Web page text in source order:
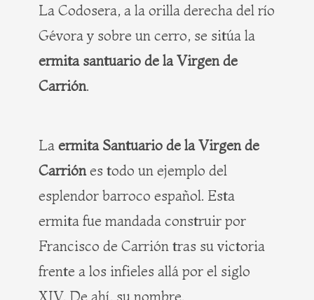
La Codosera, a la orilla derecha del río
Gévora y sobre un cerro, se sitúa la
ermita santuario de la Virgen de
Carrión.
La ermita Santuario de la Virgen de
Carriónes todo un ejemplo del
esplendor barroco español. Esta
ermita fue mandada construir por
Francisco de Carrión tras su victoria
frente a los infieles allá por el siglo
XIV. De ahí, su nombre.